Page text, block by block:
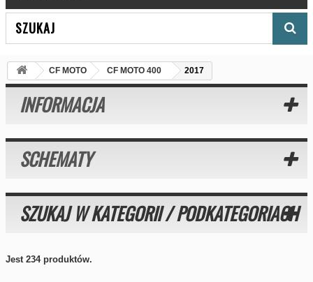
CF MOTO CF MOTO 400 2017
INFORMACJA
SCHEMATY
SZUKAJ W KATEGORII / PODKATEGORIACH
Jest 234 produktów.